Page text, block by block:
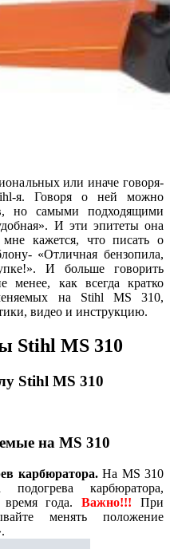
или иначе говоря-
я. Говоря о ней можно
но самыми подходящими
И эти эпитеты она
кажется, что писать о
«Отличная бензопила,
И больше говорить
как всегда кратко
на Stihl MS 310,
видео и инструкцию.
Stihl MS 310
Stihl MS 310
на MS 310
карбюратора.На MS 310
подогрева карбюратора,
время года.Важно!!!При
менять положение